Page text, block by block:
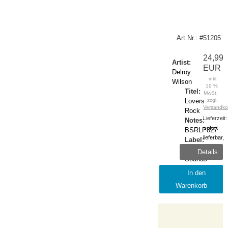
Art.Nr.: #51205
Artist:
Delroy
Wilson
Titel:
Lovers
Rock
Notes:
BSRLP827
Label:
Burning
Sounds
Release:
November
24,99
EUR
inkl.
19 %
MwSt.
zzgl.
Lieferzeit:
sofort
lieferbar,
Details
In den
Warenkorb